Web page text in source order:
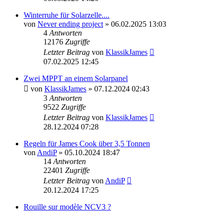
Winterruhe für Solarzelle....
von Never ending project » 06.02.2025 13:03
4 Antworten
12176 Zugriffe
Letzter Beitrag von KlassikJames
07.02.2025 12:45
Zwei MPPT an einem Solarpanel
von KlassikJames » 07.12.2024 02:43
3 Antworten
9522 Zugriffe
Letzter Beitrag von KlassikJames
28.12.2024 07:28
Regeln für James Cook über 3,5 Tonnen
von AndiP» 05.10.2024 18:47
14 Antworten
22401 Zugriffe
Letzter Beitrag von AndiP
20.12.2024 17:25
Rouille sur modèle NCV3 ?